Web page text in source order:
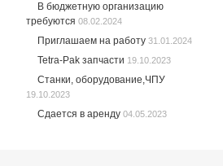
В бюджетную организацию
требуются 08.02.2024
Приглашаем на работу 31.01.2024
Tetra-Pak запчасти 19.10.2023
Станки, оборудование,ЧПУ
19.10.2023
Сдается в аренду 04.05.2023